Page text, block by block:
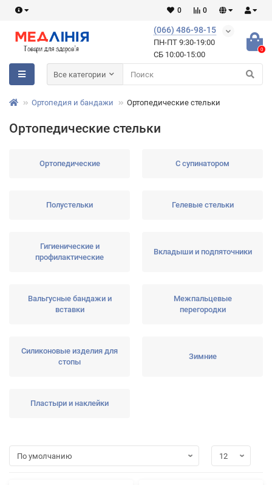
0
0
(066) 486-98-15
ПН-ПТ 9:30-19:00
СБ 10:00-15:00
0
Все категории
Ортопедия и бандажи Ортопедические стельки
Ортопедические стельки
Ортопедические С супинатором
Полустельки Гелевые стельки
Гигиенические и
профилактические
Вкладыши и подпяточники
Вальгусные бандажи и
вставки
Межпальцевые
перегородки
Силиконовые изделия для
стопы
Зимние
Пластыри и наклейки